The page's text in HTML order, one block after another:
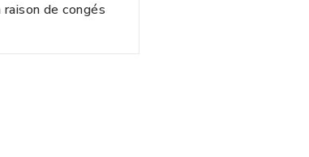
de congés